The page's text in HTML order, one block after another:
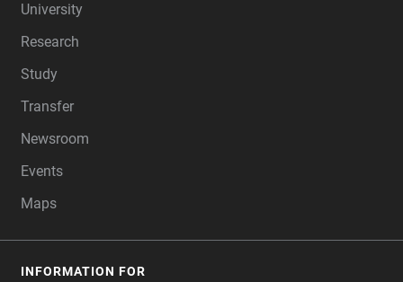
University
Research
Study
Transfer
Newsroom
Events
Maps
INFORMATION FOR